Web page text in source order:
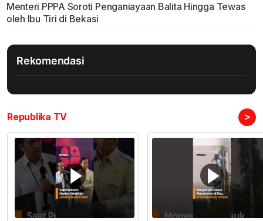
Menteri PPPA Soroti Penganiayaan Balita Hingga Tewas
oleh Ibu Tiri di Bekasi
Rekomendasi
Republika TV >